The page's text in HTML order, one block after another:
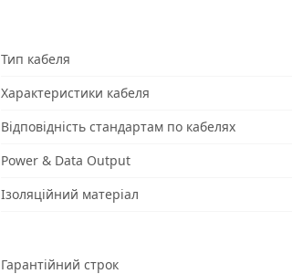
Тип кабеля
Характеристики кабеля
Відповідність стандартам по кабелях
Power & Data Output
Ізоляційний матеріал
Гарантійний строк